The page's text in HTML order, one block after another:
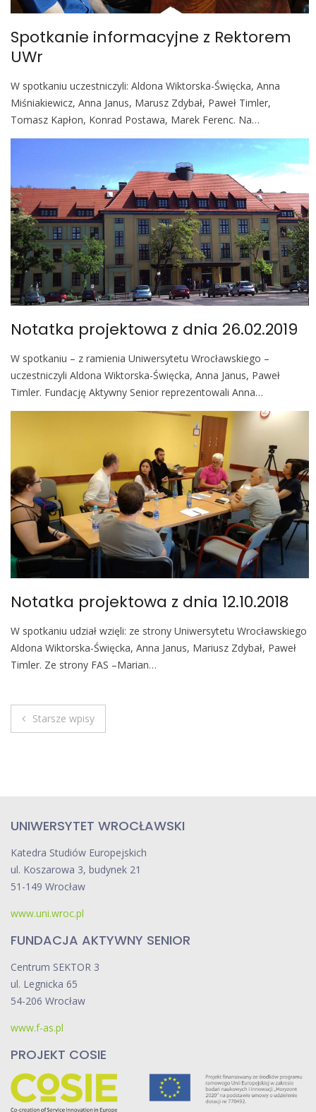
Spotkanie informacyjne z Rektorem
UWr
W spotkaniu uczestniczyli: Aldona Wiktorska-Święcka, Anna
Miśniakiewicz, Anna Janus, Marusz Zdybał, Paweł Timler,
Tomasz Kapłon, Konrad Postawa, Marek Ferenc. Na…
Notatka projektowa z dnia 26.02.2019
W spotkaniu – z ramienia Uniwersytetu Wrocławskiego –
uczestniczyli Aldona Wiktorska-Święcka, Anna Janus, Paweł
Timler. Fundację Aktywny Senior reprezentowali Anna…
Notatka projektowa z dnia 12.10.2018
W spotkaniu udział wzięli: ze strony Uniwersytetu Wrocławskiego
Aldona Wiktorska-Święcka, Anna Janus, Mariusz Zdybał, Paweł
Timler. Ze strony FAS –Marian…
N
i
g
a
c
j
a
p
o
w
p
Starsze wpisy
UNIWERSYTET WROCŁAWSKI
Katedra Studiów Europejskich
ul. Koszarowa 3, budynek 21
51-149 Wrocław
www.uni.wroc.pl
FUNDACJA AKTYWNY SENIOR
Centrum SEKTOR 3
ul. Legnicka 65
54-206 Wrocław
www.f-as.pl
PROJEKT COSIE